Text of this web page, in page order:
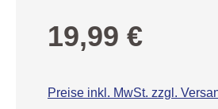
Regulärer Preis:
19,99 €
Preise inkl. MwSt. zzgl.